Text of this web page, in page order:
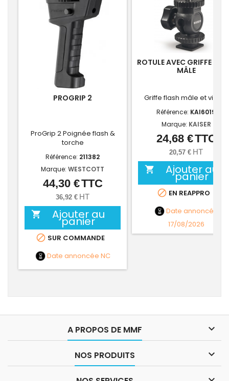
PROGRIP 2
ProGrip 2 Poignée flash &
torche
Référence: 211382
Marque: WESTCOTT
Prix
44,30 €TTC
36,92 € HT
 Ajouter au
panier
 SUR COMMANDE
Date annoncée NC
ROTULE AVEC GRIFFE
MÂLE
Griffe flash mâle et vis 1/4
Référence: KAI6019
Marque: KAISER
Prix
24,68 €TTC
20,57 € HT
 Ajouter au
panier
 EN REAPPRO
Date annoncée
17/08/2026
A PROPOS DE MMF 
NOS PRODUITS 